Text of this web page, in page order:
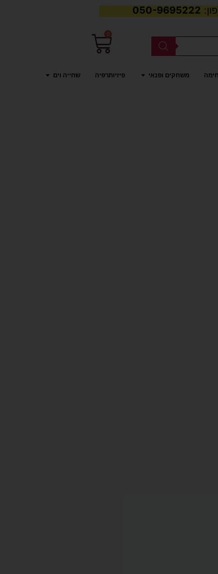
050-9695222
0
עגלת
משחקים ופנאי פתח משחקים ופנאי
פיזיותרפיה שחייה וים פתח שחייה וים